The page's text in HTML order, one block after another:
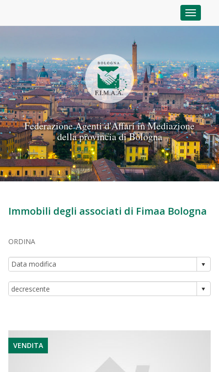
Toggle
Federazione Agenti d'Affari in Mediazione
della provincia di Bologna
Immobili degli associati di Fimaa Bologna
ORDINA
VENDITA